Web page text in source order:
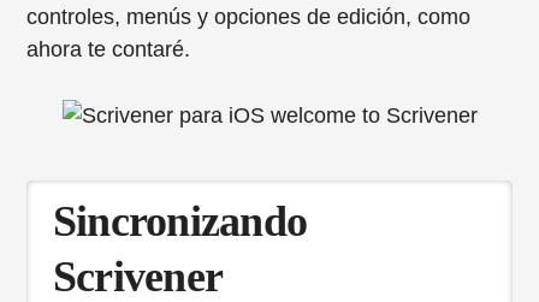
controles, menús y opciones de edición, como
ahora te contaré.
Sincronizando
Scrivener